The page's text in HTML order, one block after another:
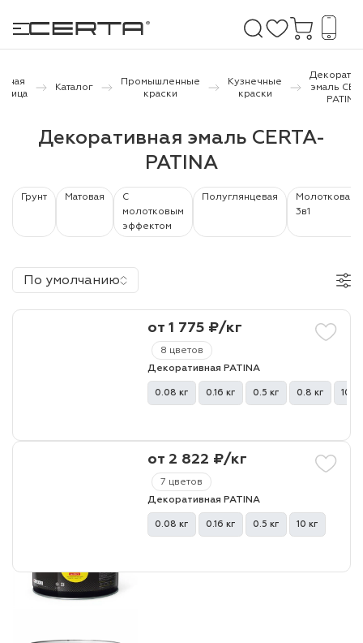
бетону,
металлу
по
Каталог
Промышленные
краски
Кузнечные
краски
эмаль
PATINA
Декоративная эмаль CERTA-
PATINA
Грунт Матовая
С
молотковым
эффектом
Полуглянцевая
Молотковая
3в1
По умолчанию
8 цветов
от 1 775 ₽/кг
Декоративная PATINA
0.08 кг 0.16 кг 0.5 кг 0.8 кг 10 кг
7 цветов
от 2 822 ₽/кг
Декоративная PATINA
0.08 кг 0.16 кг 0.5 кг 10 кг